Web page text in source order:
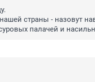
страны - назовут
палачей и